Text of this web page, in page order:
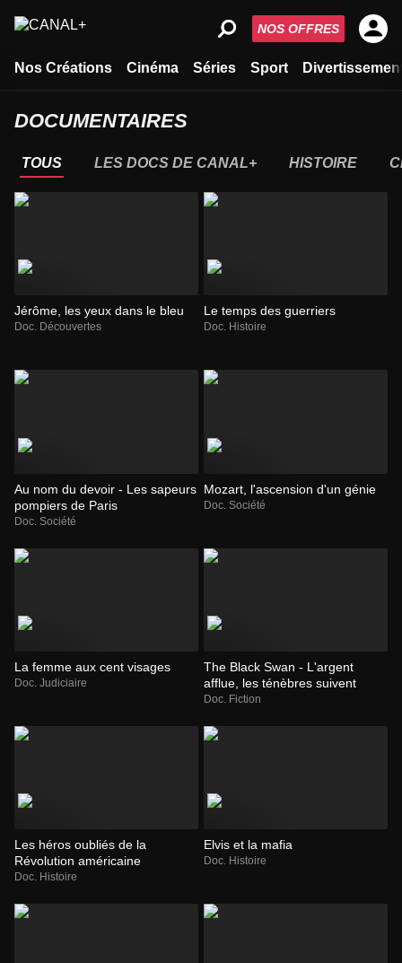
Nos Créations Cinéma Séries Sport
NOS OFFRES
DOCUMENTAIRES
TOUS LES DOCS DE CANAL+ HISTOIRE
Jérôme, les yeux dans le bleu
Doc. Découvertes
Le temps des guerriers
Doc. Histoire
Au nom du devoir - Les sapeurs
pompiers de Paris
Doc. Société
Mozart, l'ascension d'un génie
Doc. Société
La femme aux cent visages
Doc. Judiciaire
The Black Swan - L'argent
afflue, les ténèbres suivent
Doc. Fiction
Les héros oubliés de la
Révolution américaine
Doc. Histoire
Elvis et la mafia
Doc. Histoire